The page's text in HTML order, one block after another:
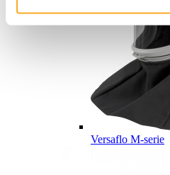
Versaflo M-serie